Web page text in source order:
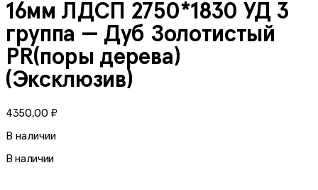
16мм ЛДСП 2750*1830 УД 3
группа — Дуб Золотистый
PR(поры дерева)
(Эксклюзив)
4350,00 ₽
В наличии
В наличии